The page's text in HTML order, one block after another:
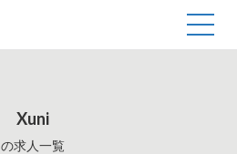
Xuni
の求人一覧